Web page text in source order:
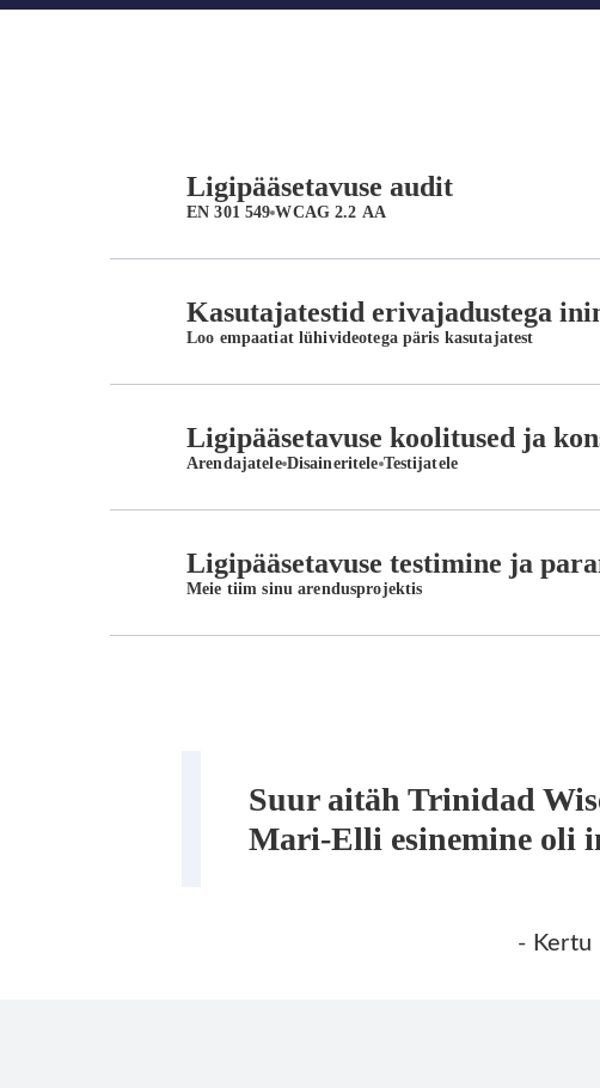
Ligipääsetavuse audit
EN 301 549 WCAG 2.2 AA
Kasutajatestid erivajadustega
Loo empaatiat lühivideotega päris kasutajatest
Ligipääsetavuse koolitused ja
Arendajatele Disaineritele Testijatele
Ligipääsetavuse testimine ja
Meie tiim sinu arendusprojektis
Suur aitäh Trinidad
Mari-Elli esinemine oli
- Kertu